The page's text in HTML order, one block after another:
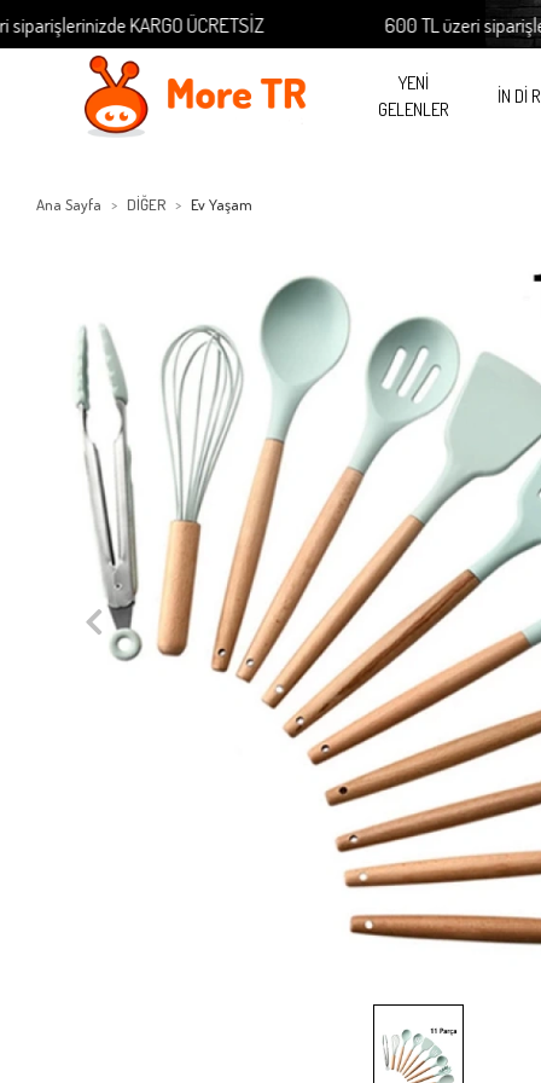
KARGO ÜCRETSİZ 600 TL üzeri
YENİ
GELENLER
İN Dİ
Ana Sayfa DİĞER Ev Yaşam